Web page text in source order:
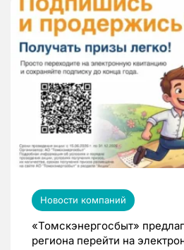
Новости компаний
«Томскэнергосбыт»
региона перейти на